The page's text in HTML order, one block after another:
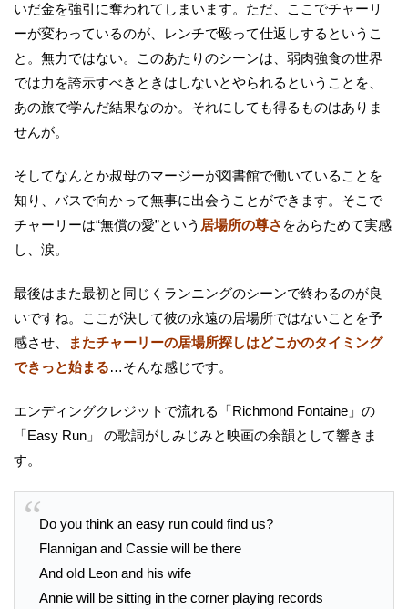
いだ金を強引に奪われてしまいます。ただ、ここでチャーリ
ーが変わっているのが、レンチで殴って仕返しするというこ
と。無力ではない。このあたりのシーンは、弱肉強食の世界
では力を誇示すべきときはしないとやられるということを、
あの旅で学んだ結果なのか。それにしても得るものはありま
せんが。
そしてなんとか叔母のマージーが図書館で働いていることを
知り、バスで向かって無事に出会うことができます。そこで
チャーリーは“無償の愛”という 居場所の尊さ をあらためて実感
し、涙。
最後はまた最初と同じくランニングのシーンで終わるのが良
いですね。ここが決して彼の永遠の居場所ではないことを予
感させ、
またチャーリーの居場所探しはどこかのタイミング
できっと始まる…そんな感じです。
エンディングクレジットで流れる「Richmond Fontaine」の
「Easy Run」 の歌詞がしみじみと映画の余韻として響きま
す。
Do you think an easy run could find us?
Flannigan and Cassie will be there
And oId Leon and his wife
Annie will be sitting in the corner playing records